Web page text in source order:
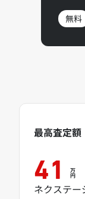
無料
最高査定額
41 万
円
ネクステー